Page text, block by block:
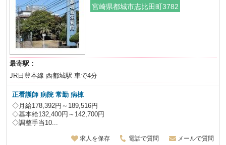
宮崎県都城市志比田町3782
最寄駅：
JR日豊本線 西都城駅 車で4分
正看護師 病院 常勤 病棟
◇月給178,392円～189,516円
◇基本給132,400円～142,700円
◇調整手当10...
求人を保存 電話で質問 メールで質問